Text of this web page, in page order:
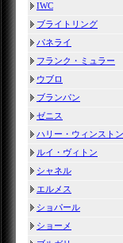
IWC
ブライトリング
パネライ
フランク・ミュラー
ウブロ
ブランパン
ゼニス
ハリー・ウィンストン
ルイ・ヴィトン
シャネル
エルメス
ショパール
ショーメ